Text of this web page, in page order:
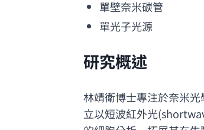
單壁奈米碳管
單光子光源
研究概述
林靖衛博士專注於奈米
立以短波紅外光(